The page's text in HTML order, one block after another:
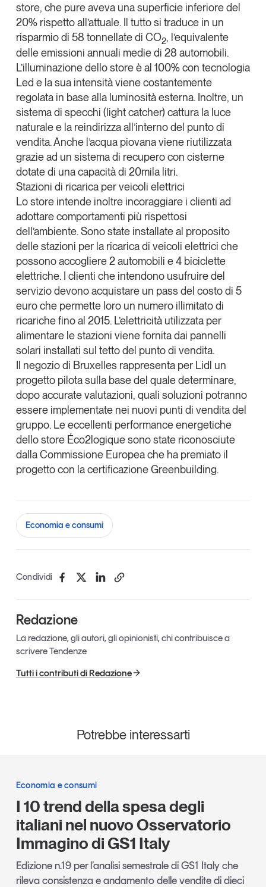
store, che pure aveva una superficie inferiore del
20% rispetto all’attuale. Il tutto si traduce in un
risparmio di 58 tonnellate di CO2, l’equivalente
delleemissioni annuali medie di 28 automobili.
L’illuminazionedello store è al 100% con tecnologia
Led e la sua intensità viene costantemente
regolata in base alla luminosità esterna. Inoltre, un
sistema di specchi ( light catcher) cattura la luce
naturale e la reindirizza all’interno del punto di
vendita. Anche l’acqua piovana viene riutilizzata
grazie ad un sistema di recupero con cisterne
dotate di una capacità di 20mila litri.
Stazioni di ricarica per veicoli elettrici
Lo store intende inoltre incoraggiare i clienti ad
adottare comportamenti più rispettosi
dell’ambiente. Sono state installate al proposito
dellestazioni per la ricarica di veicoli elettrici che
possono accogliere 2 automobili e 4 biciclette
elettriche. I clienti che intendono usufruire del
servizio devono acquistare un pass del costo di 5
euro che permette loro un numero illimitato di
ricariche fino al 2015. L’elettricità utilizzata per
alimentare le stazioni viene fornita dai pannelli
solari installati sul tetto del punto di vendita.
Il negozio di Bruxelles rappresenta per Lidl un
progetto pilotasulla base del quale determinare,
dopo accurate valutazioni, quali soluzioni potranno
essere implementate nei nuovi punti di vendita del
gruppo. Le eccellenti performance energetiche
dello store Éco2logiquesono state riconosciute
dallaCommissione Europea che ha premiato il
progetto con la certificazione Greenbuilding.
Economia e consumi
Condividi
Redazione
La redazione, gli autori, gli opinionisti, chi contribuisce a
scrivere Tendenze
Tutti i contributi di Redazione
Potrebbe interessarti
Economia e consumi
I 10 trend della spesa degli
italiani nel nuovo Osservatorio
Immagino di GS1 Italy
Edizione n.19 per l’analisi semestrale di GS1 Italy che
rileva consistenza e andamento delle vendite di dieci